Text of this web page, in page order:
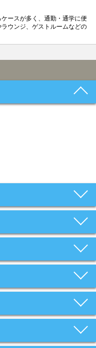
ースが多く、通勤・通学に便
ウンジ、ゲストルームなどの